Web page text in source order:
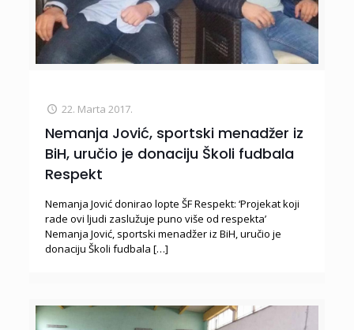
22. Marta 2017.
Nemanja Jović, sportski menadžer iz
BiH, uručio je donaciju Školi fudbala
Respekt
Nemanja Jović donirao lopte ŠF Respekt: ‘Projekat koji
rade ovi ljudi zaslužuje puno više od respekta’
Nemanja Jović, sportski menadžer iz BiH, uručio je
donaciju Školi fudbala […]